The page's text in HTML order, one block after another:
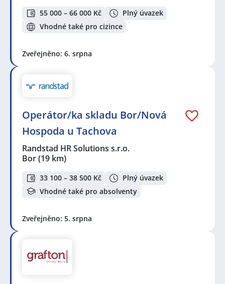
55 000 – 66 000 Kč
Plný úvazek
Vhodné také pro cizince
Zveřejněno: 6. srpna
Operátor/ka skladu Bor/Nová
Hospoda u Tachova
Randstad HR Solutions s.r.o.
Bor(19 km)
33 100 – 38 500 Kč
Plný úvazek
Vhodné také pro absolventy
Zveřejněno: 5. srpna